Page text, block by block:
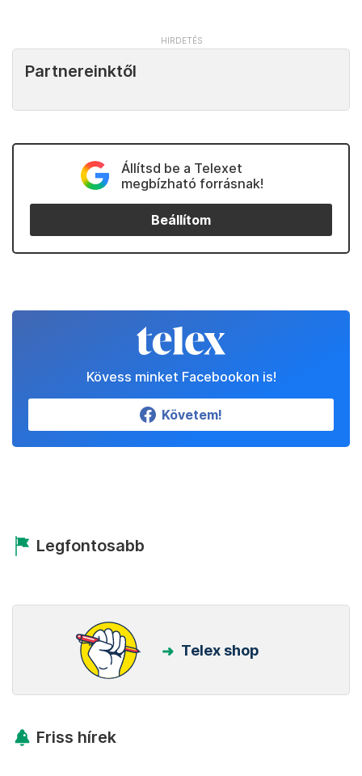
Partnereinktől
Állítsd be a Telexet
megbízható forrásnak!
Beállítom
Kövess minket Facebookon is!
Követem!
Legfontosabb
Telex shop
Friss hírek